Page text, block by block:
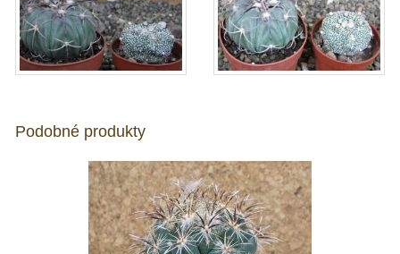
Podobné produkty